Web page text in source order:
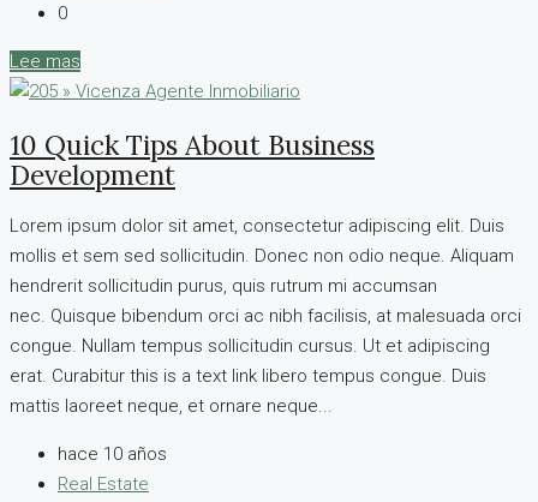
0
Lee mas
10 Quick Tips About Business
Development
Lorem ipsum dolor sit amet, consectetur adipiscing elit. Duis
mollis et sem sed sollicitudin. Donec non odio neque. Aliquam
hendrerit sollicitudin purus, quis rutrum mi accumsan
nec. Quisque bibendum orci ac nibh facilisis, at malesuada orci
congue. Nullam tempus sollicitudin cursus. Ut et adipiscing
erat. Curabitur this is a text link libero tempus congue. Duis
mattis laoreet neque, et ornare neque...
hace 10 años
Real Estate